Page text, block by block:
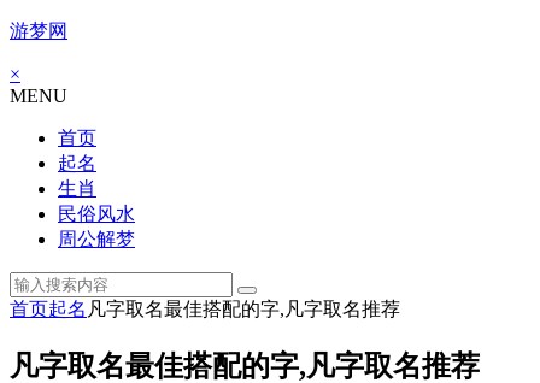
游梦网
×
MENU
首页
起名
生肖
民俗风水
周公解梦
首页起名 凡字取名最佳搭配的字,凡字取名推荐
凡字取名最佳搭配的字,凡字取名推荐